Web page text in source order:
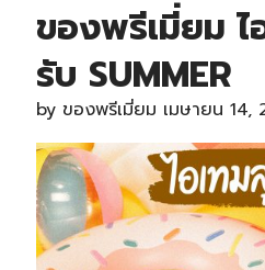
ของพรีเมี่ยม
รับ SUMMER
by ของพรีเมี่ยม เมษายน 14,